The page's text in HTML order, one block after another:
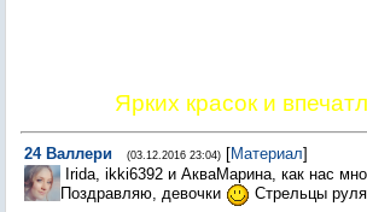
Ярких красок и
24 Валлери (03.12.2016 23:04) [Материал]
Irida, ikki6392 и АкваМарина, как нас
Поздравляю, девочки
Стрельцы